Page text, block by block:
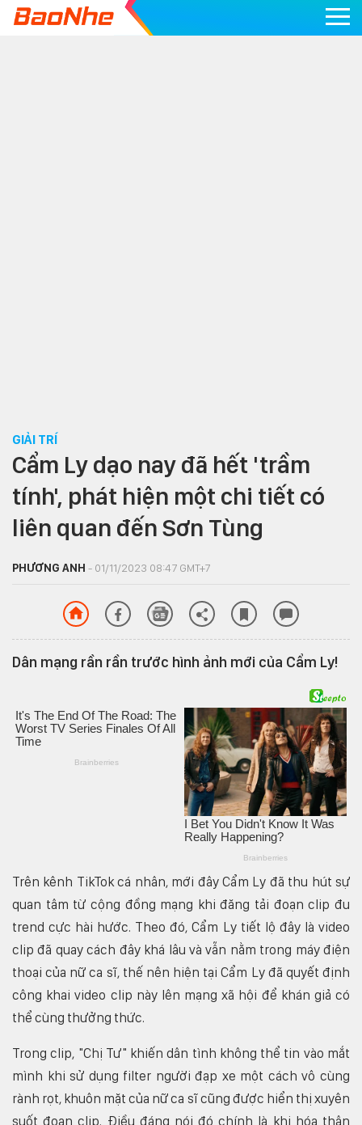
GIẢI TRÍ
Cẩm Ly dạo nay đã hết 'trầm
tính', phát hiện một chi tiết có
liên quan đến Sơn Tùng
PHƯƠNG ANH - 01/11/2023 08:47 GMT+7
Dân mạng rần rần trước hình ảnh mới của Cẩm Ly!
Trên kênh TikTok cá nhân, mới đây Cẩm Ly đã thu hút sự
quan tâm từ cộng đồng mạng khi đăng tải đoạn clip đu
trend cực hài hước. Theo đó, Cẩm Ly tiết lộ đây là video
clip đã quay cách đây khá lâu và vẫn nằm trong máy điện
thoại của nữ ca sĩ, thế nên hiện tại Cẩm Ly đã quyết định
công khai video clip này lên mạng xã hội để khán giả có
thể cùng thưởng thức.
Trong clip, "Chị Tư" khiến dân tình không thể tin vào mắt
mình khi sử dụng filter người đạp xe một cách vô cùng
rành rọt, khuôn mặt của nữ ca sĩ cũng được hiển thị xuyên
suốt đoạn clip. Điều đáng nói đó chính là khi hóa thân